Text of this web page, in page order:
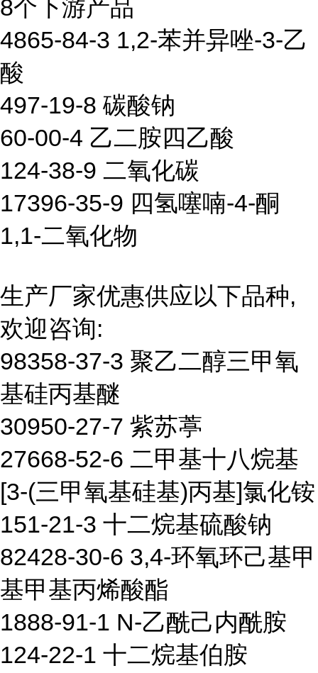
8个下游产品
4865-84-3 1,2-苯并异唑-3-乙
酸
497-19-8 碳酸钠
60-00-4 乙二胺四乙酸
124-38-9 二氧化碳
17396-35-9 四氢噻喃-4-酮
1,1-二氧化物
生产厂家优惠供应以下品种,
欢迎咨询:
98358-37-3 聚乙二醇三甲氧
基硅丙基醚
30950-27-7 紫苏葶
27668-52-6 二甲基十八烷基
[3-(三甲氧基硅基)丙基]氯化铵
151-21-3 十二烷基硫酸钠
82428-30-6 3,4-环氧环己基甲
基甲基丙烯酸酯
1888-91-1 N-乙酰己内酰胺
124-22-1 十二烷基伯胺